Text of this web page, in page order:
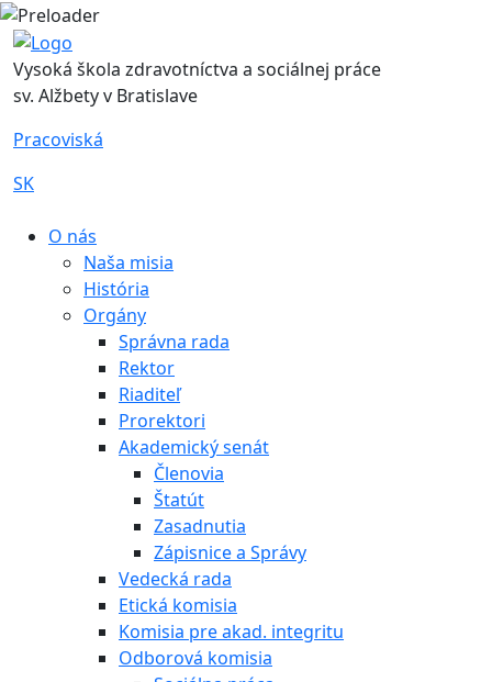
Vysoká škola zdravotníctva a sociálnej práce
sv. Alžbety v Bratislave
Pracoviská
SK
O nás
Naša misia
História
Orgány
Správna rada
Rektor
Riaditeľ
Prorektori
Akademický senát
Členovia
Štatút
Zasadnutia
Zápisnice a Správy
Vedecká rada
Etická komisia
Komisia pre akad. integritu
Odborová komisia